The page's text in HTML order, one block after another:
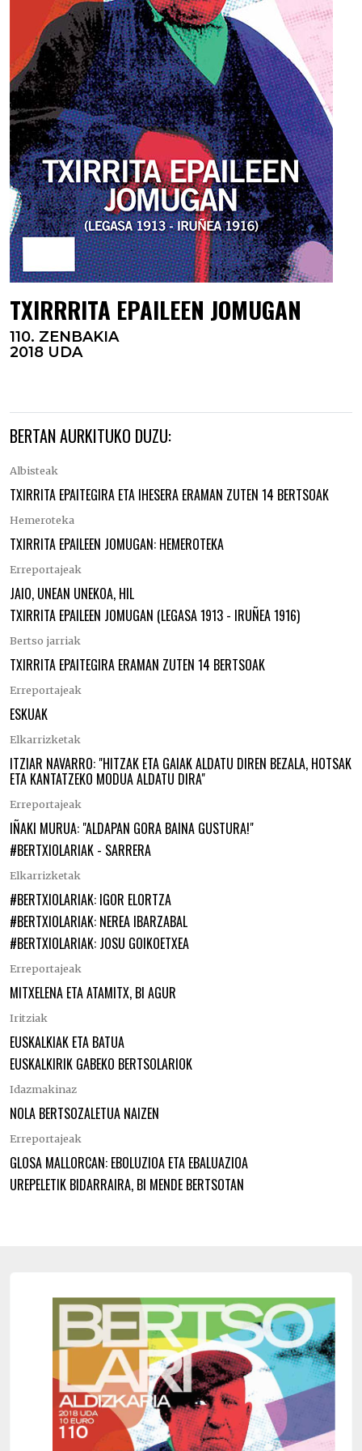
TXIRRRITA EPAILEEN JOMUGAN
110. ZENBAKIA
2018 UDA
BERTAN AURKITUKO DUZU:
Albisteak
TXIRRITA EPAITEGIRA ETA IHESERA ERAMAN ZUTEN 14 BERTSOAK
Hemeroteka
TXIRRITA EPAILEEN JOMUGAN: HEMEROTEKA
Erreportajeak
JAIO, UNEAN UNEKOA, HIL
TXIRRITA EPAILEEN JOMUGAN (LEGASA 1913 - IRUÑEA 1916)
Bertso jarriak
TXIRRITA EPAITEGIRA ERAMAN ZUTEN 14 BERTSOAK
Erreportajeak
ESKUAK
Elkarrizketak
ITZIAR NAVARRO: "HITZAK ETA GAIAK ALDATU DIREN BEZALA, HOTSAK
ETA KANTATZEKO MODUA ALDATU DIRA"
Erreportajeak
IÑAKI MURUA: "ALDAPAN GORA BAINA GUSTURA!"
#BERTXIOLARIAK - SARRERA
Elkarrizketak
#BERTXIOLARIAK: IGOR ELORTZA
#BERTXIOLARIAK: NEREA IBARZABAL
#BERTXIOLARIAK: JOSU GOIKOETXEA
Erreportajeak
MITXELENA ETA ATAMITX, BI AGUR
Iritziak
EUSKALKIAK ETA BATUA
EUSKALKIRIK GABEKO BERTSOLARIOK
Idazmakinaz
NOLA BERTSOZALETUA NAIZEN
Erreportajeak
GLOSA MALLORCAN: EBOLUZIOA ETA EBALUAZIOA
UREPELETIK BIDARRAIRA, BI MENDE BERTSOTAN